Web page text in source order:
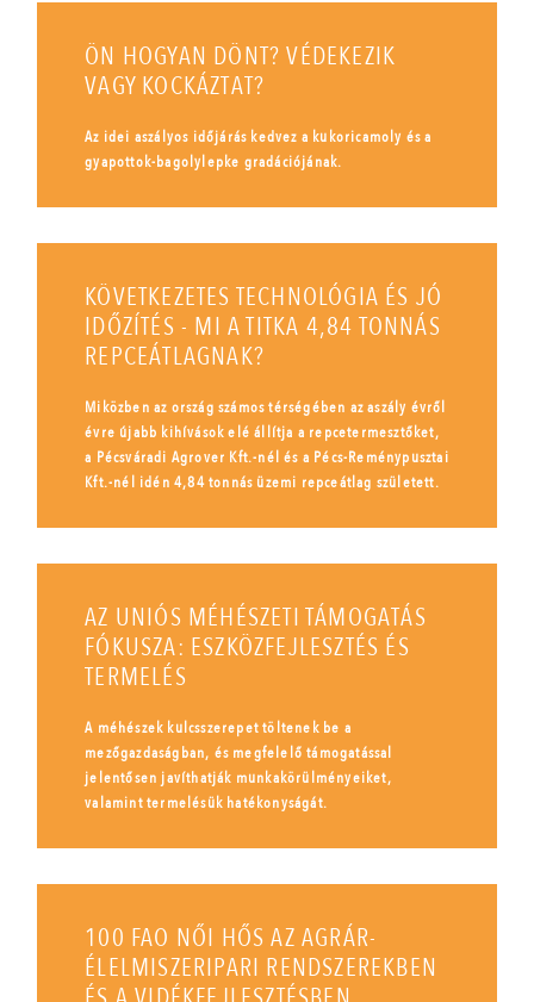
ÖN HOGYAN DÖNT? VÉDEKEZIK
VAGY KOCKÁZTAT?
Az idei aszályos időjárás kedvez a kukoricamoly és a
gyapottok-bagolylepke gradációjának.
KÖVETKEZETES TECHNOLÓGIA ÉS JÓ
IDŐZÍTÉS - MI A TITKA 4,84 TONNÁS
REPCEÁTLAGNAK?
Miközben az ország számos térségében az aszály évről
évre újabb kihívások elé állítja a repcetermesztőket,
a Pécsváradi Agrover Kft.-nél és a Pécs-Reménypusztai
Kft.-nél idén 4,84 tonnás üzemi repceátlag született.
AZ UNIÓS MÉHÉSZETI TÁMOGATÁS
FÓKUSZA: ESZKÖZFEJLESZTÉS ÉS
TERMELÉS
A méhészek kulcsszerepet töltenek be a
mezőgazdaságban, és megfelelő támogatással
jelentősen javíthatják munkakörülményeiket,
valamint termelésük hatékonyságát.
100 FAO NŐI HŐS AZ AGRÁR-
ÉLELMISZERIPARI RENDSZEREKBEN